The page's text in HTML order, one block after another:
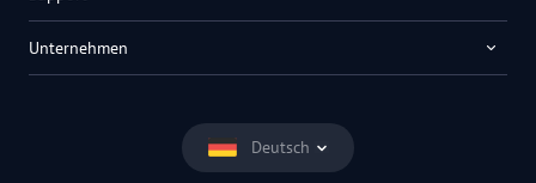
Deutsch
Unternehmen